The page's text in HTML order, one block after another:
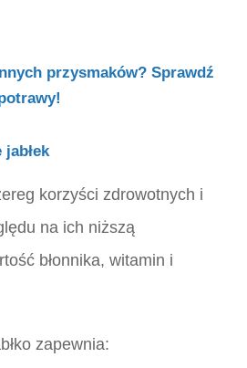
przysmaków? Sprawdź
korzyści zdrowotnych i
na ich niższą
błonnika, witamin i
zapewnia: